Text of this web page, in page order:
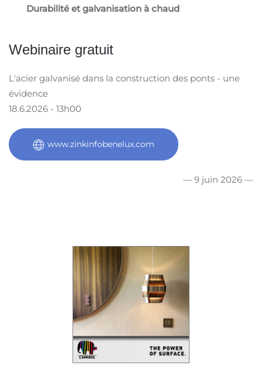
Durabilité et galvanisation à chaud
Webinaire gratuit
L'acier galvanisé dans la construction des ponts - une
évidence
18.6.2026 - 13h00
www.zinkinfobenelux.com
— 9 juin 2026 —